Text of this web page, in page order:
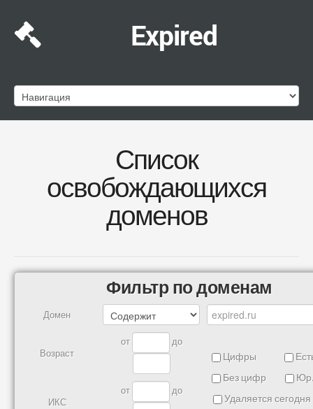
Expired
Список
освобождающихся
доменов
Фильтр по доменам
Домен
Возраст
от до
Цифры
Без цифр
Удаляется сегодня
ИКС
от до